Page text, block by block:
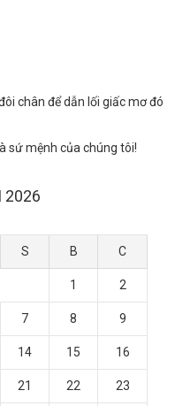
chân để dẫn lối giấc mơ đó
sứ mệnh của chúng tôi!
2026
S B C
1 2
7 8 9
14 15 16
21 22 23